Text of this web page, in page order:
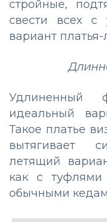
стройные,
свести всех с
вариант
Удлиненный
идеальный
Такое платье
вытягивает
летящий
как с
обычными